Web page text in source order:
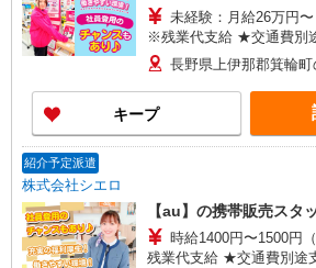
未経験：月給26万円
※残業代支給 ★交通費別途
+゜・。○。・゜+゜・。
万円支給(規定有) お友達を紹介頂くと, インセンテ
ィブ支給(規定有) ゜・。○。・゜+゜・。○。・゜
+゜
長野県上伊那郡箕輪
キープ
紹介予定派遣
株式会社シエロ
【au】の携帯販売スタ
時給1400円〜1500円
残業代支給 ★交通費別途支